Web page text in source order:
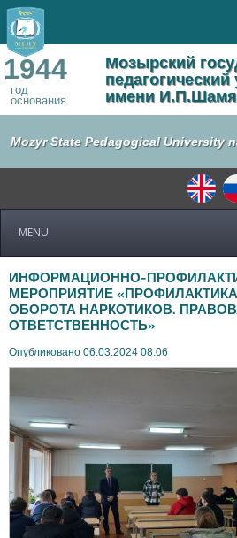
1944
год
основания
Мозырский
педагогический
имени
Mozyr State Pedagogical University
MENU
ИНФОРМАЦИОННО-
МЕРОПРИЯТИЕ
ОБОРОТА НАРКОТИКОВ.
ОТВЕТСТВЕННОСТЬ»
Опубликовано 06.03.2024 08:06